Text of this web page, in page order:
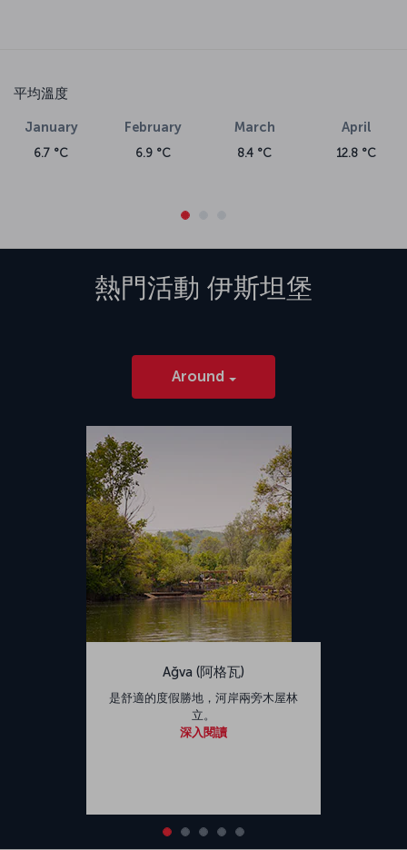
Airlines 的樞紐。
2-薩比哈·格克琴國際機場
薩比哈·格克琴國際機場 (SAW) 於 2001 年 1 月 8 日啟用，位於伊斯坦堡
機場之一。 薩比哈·格克琴國際機場向旅客提供各種餐飲場所與購物機
平均溫度
January
6.7 °C
February
6.9 °C
March
8.4 °C
April
12.8 °C
熱門活動 伊斯坦堡
Around
Ağva (阿格瓦)
是舒適的度假勝地，河岸兩旁木屋林
立。
深入閱讀